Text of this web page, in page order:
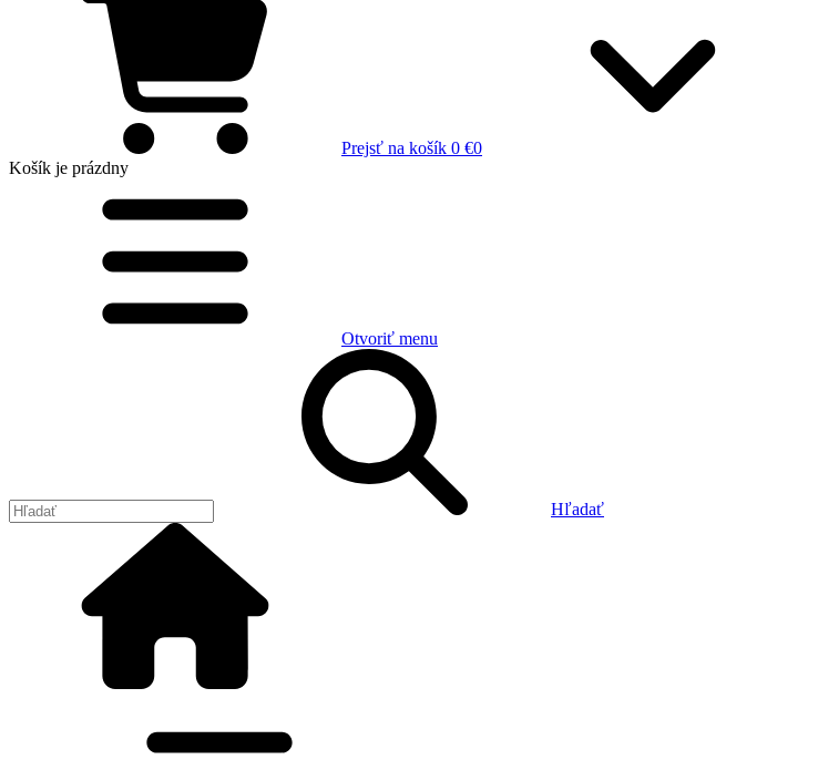
Prejsť na košík 0 €0
Košík je prázdny
Otvoriť menu
Hľadať